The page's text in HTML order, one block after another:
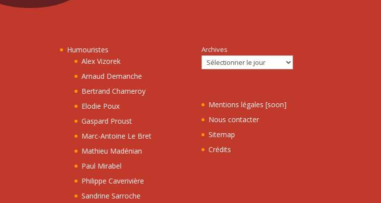
Humouristes
Alex Vizorek
Arnaud Demanche
Bertrand Chameroy
Elodie Poux
Gaspard Proust
Marc-Antoine Le Bret
Mathieu Madénian
Paul Mirabel
Philippe Caverivière
Sandrine Sarroche
Archives
Mentions légales [soon]
Nous contacter
Sitemap
Crédits